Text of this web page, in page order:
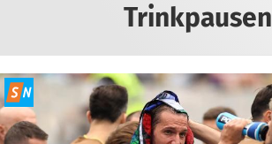
Trinkpausen